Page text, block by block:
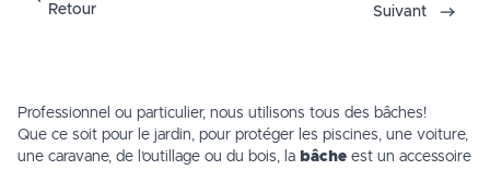
Retour Suivant
Professionnel ou particulier, nous utilisons tous des bâches!
Que ce soit pour le jardin, pour protéger les piscines, une voiture,
une caravane, de l’outillage ou du bois, la bâche est un accessoire